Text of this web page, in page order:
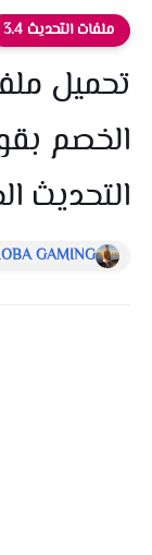
ملفات التحديث 3.4
تحميل
الخصم
التحديث
GAMING